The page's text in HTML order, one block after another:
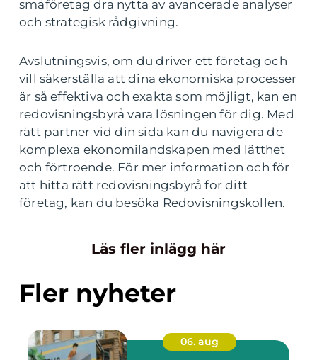
småföretag dra nytta av avancerade analyser
och strategisk rådgivning.
Avslutningsvis, om du driver ett företag och
vill säkerställa att dina ekonomiska processer
är så effektiva och exakta som möjligt, kan en
redovisningsbyrå vara lösningen för dig. Med
rätt partner vid din sida kan du navigera de
komplexa ekonomilandskapen med lätthet
och förtroende. För mer information och för
att hitta rätt redovisningsbyrå för ditt
företag, kan du besöka Redovisningskollen.
Läs fler inlägg här
Fler nyheter
06. aug